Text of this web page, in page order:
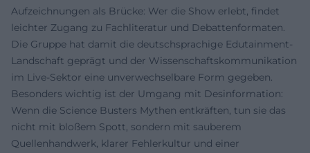
Aufzeichnungen als Brücke: Wer die Show erlebt, findet
leichter Zugang zu Fachliteratur und Debattenformaten.
Die Gruppe hat damit die deutschsprachige Edutainment-
Landschaft geprägt und der Wissenschaftskommunikation
im Live-Sektor eine unverwechselbare Form gegeben.
Besonders wichtig ist der Umgang mit Desinformation:
Wenn die Science Busters Mythen entkräften, tun sie das
nicht mit bloßem Spott, sondern mit sauberem
Quellenhandwerk, klarer Fehlerkultur und einer